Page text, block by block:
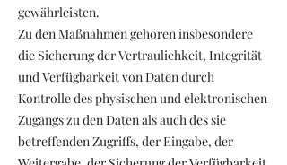
gewährleisten.
Zu den Maßnahmen gehören insbesondere
die Sicherung der Vertraulichkeit, Integrität
und Verfügbarkeit von Daten durch
Kontrolle des physischen und elektronischen
Zugangs zu den Daten als auch des sie
betreffenden Zugriffs, der Eingabe, der